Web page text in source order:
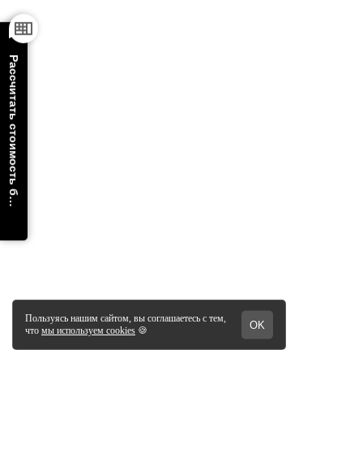
Рассчитать стоимость бирок